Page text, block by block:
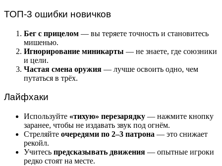
ТОП-3 ошибки новичков
Бег с прицелом — вы теряете точность и становитесь
мишенью.
Игнорирование миникарты — не знаете, где союзники
и цели.
Частая смена оружия — лучше освоить одно, чем
путаться в трёх.
Лайфхаки
Используйте «тихую» перезарядку — нажмите кнопку
заранее, чтобы не издавать звук под огнём.
Стреляйте очередями по 2–3 патрона — это снижает
рекойл.
Учитесь предсказывать движения — опытные игроки
редко стоят на месте.